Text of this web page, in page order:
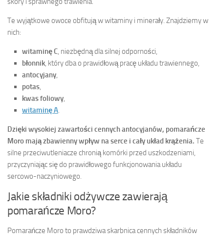
Te wyjątkowe owoce obfitują w witaminy i minerały. Znajdziemy w
nich:
witaminę C, niezbędną dla silnej odporności,
błonnik, który dba o prawidłową pracę układu trawiennego,
antocyjany,
potas,
kwas foliowy,
witaminę A.
Dzięki wysokiej zawartości cennych antocyjanów, pomarańcze
Moro mają zbawienny wpływ na serce i cały układ krążenia. Te
silne przeciwutleniacze chronią komórki przed uszkodzeniami,
przyczyniając się do prawidłowego funkcjonowania układu
sercowo-naczyniowego.
Jakie składniki odżywcze zawierają
pomarańcze Moro?
Pomarańcze Moro to prawdziwa skarbnica cennych składników